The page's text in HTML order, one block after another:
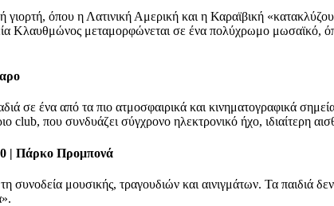
όπου η Λατινική Αμερική και η Καραϊβική
Κλαυθμώνος μεταμορφώνεται σε ένα πολύχρωμο μωσαϊκό,
σε ένα από τα πιο ατμοσφαιρικά και κινηματογραφικά
που συνδυάζει σύγχρονο ηλεκτρονικό ήχο, ιδιαίτερη
| Πάρκο Προμπονά
συνοδεία μουσικής, τραγουδιών και αινιγμάτων. Τα παιδιά